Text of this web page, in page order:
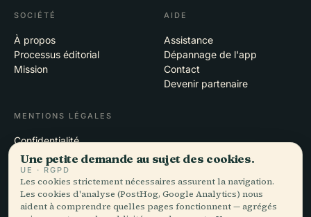
SOCIÉTÉ
À propos
Processus éditorial
Mission
AIDE
Assistance
Dépannage de l'app
Contact
Devenir partenaire
MENTIONS LÉGALES
Confidentialité
Conditions
Paramètres des cookies
Supprimer le compte
Une petite demande au sujet des cookies.
UE · RGPD
Les cookies strictement nécessaires assurent la navigation.
Les cookies d'analyse (PostHog, Google Analytics) nous
aident à comprendre quelles pages fonctionnent — agrégés